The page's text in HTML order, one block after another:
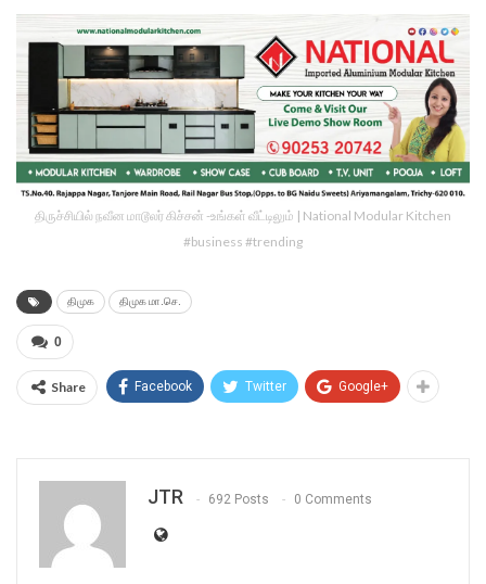
திருச்சியில் நவீன மாடூலர் கிச்சன் -உங்கள் வீட்டிலும் | National Modular Kitchen
#business #trending
திமுக திமுக மா.செ.
0
Share Facebook Twitter Google+
JTR 692 Posts 0 Comments